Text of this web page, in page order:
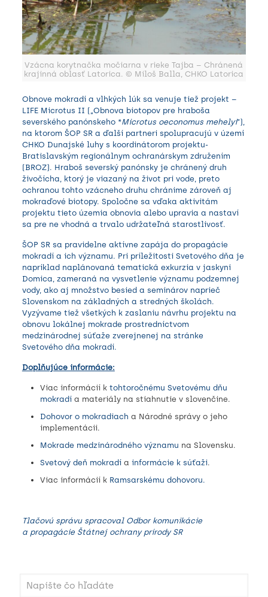
Vzácna korytnačka močiarna v rieke Tajba – Chránená
krajinná oblasť Latorica. © Miloš Balla, CHKO Latorica
Obnove mokradí a vlhkých lúk sa venuje tiež projekt –
LIFE Microtus II („Obnova biotopov pre hraboša
severského panónskeho *Microtus oeconomus mehelyi“),
na ktorom ŠOP SR a ďalší partneri spolupracujú v území
CHKO Dunajské luhy s koordinátorom projektu-
Bratislavským regionálnym ochranárskym združením
(BROZ). Hraboš severský panónsky je chránený druh
živočícha, ktorý je viazaný na život pri vode, preto
ochranou tohto vzácneho druhu chránime zároveň aj
mokraďové biotopy. Spoločne sa vďaka aktivitám
projektu tieto územia obnovia alebo upravia a nastaví
sa pre ne vhodná a trvalo udržateľná starostlivosť.
ŠOP SR sa pravidelne aktívne zapája do propagácie
mokradí a ich významu. Pri príležitosti Svetového dňa je
napríklad naplánovaná tematická exkurzia v jaskyni
Domica, zameraná na vysvetlenie významu podzemnej
vody, ako aj množstvo besied a seminárov naprieč
Slovenskom na základných a stredných školách.
Vyzývame tiež všetkých k zaslaniu návrhu projektu na
obnovu lokálnej mokrade prostredníctvom
medzinárodnej súťaže zverejnenej na stránke
Svetového dňa mokradí.
Doplňujúce informácie:
Viac informácií k tohtoročnému Svetovému dňu
mokradía materiály na stiahnutie v slovenčine.
Dohovor o mokradiach a Národné správy o jeho
implementácii.
Mokrade medzinárodného významu na Slovensku.
Svetový deň mokradía informácie k súťaži.
Viac informácií k Ramsarskému dohovoru.
Tlačovú správu spracoval Odbor komunikácie
a propagácie Štátnej ochrany prírody SR